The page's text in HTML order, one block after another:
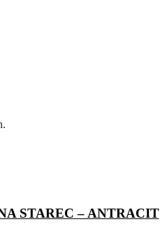
STAREC – ANTRACIT